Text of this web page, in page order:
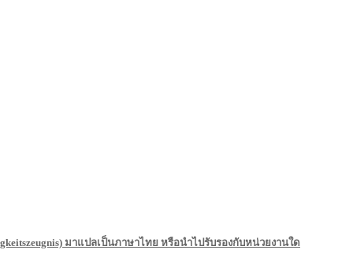
มาแปลเป็นภาษาไทย หรือนำไปรับรองกับหน่วยงานใด